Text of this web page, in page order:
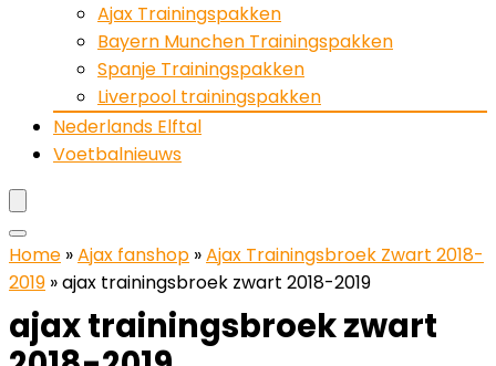
Ajax Trainingspakken
Bayern Munchen Trainingspakken
Spanje Trainingspakken
Liverpool trainingspakken
Nederlands Elftal
Voetbalnieuws
Home »Ajax fanshop »Ajax Trainingsbroek Zwart 2018-
2019 »ajax trainingsbroek zwart 2018-2019
ajax trainingsbroek zwart